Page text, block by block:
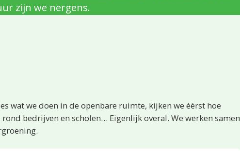
zijn we nergens.
wat we doen in de openbare ruimte, kijken we éérst hoe
bedrijven en scholen… Eigenlijk overal. We werken samen